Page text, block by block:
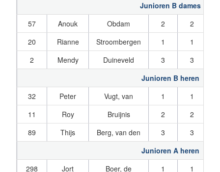
Junioren B dames
57
Anouk Obdam 2
2
20
Rianne Stroombergen 1
1
2
Mendy Duineveld 3
3
Junioren B heren
32
Peter Vugt, van 1
1
11
Roy Bruijnis 2
2
89
Thijs Berg, van den 3
3
Junioren A heren
298
Jort Boer, de 1 1